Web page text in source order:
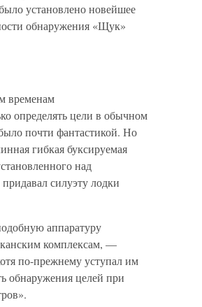
установлено новейшее
обнаружения «Щук»
временам
определять цели в обычном
почти фантастикой. Но
гибкая буксируемая
над
силуэту лодки
аппаратуру
комплексам, —
по-прежнему уступал им
обнаружения целей при